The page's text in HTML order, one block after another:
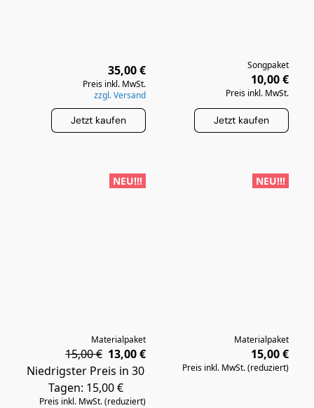
35,00 €
Preis inkl. MwSt.
zzgl. Versand
Jetzt kaufen
Songpaket
10,00 €
Preis inkl. MwSt.
Jetzt kaufen
NEU!!!
Materialpaket
13,00 €
15,00 €
Niedrigster Preis in 30
Tagen: 15,00 €
Preis inkl. MwSt. (reduziert)
NEU!!!
Materialpaket
15,00 €
Preis inkl. MwSt. (reduziert)